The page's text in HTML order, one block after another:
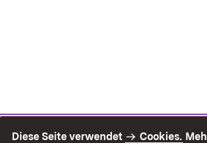
Diese Seite verwendet Cookies.